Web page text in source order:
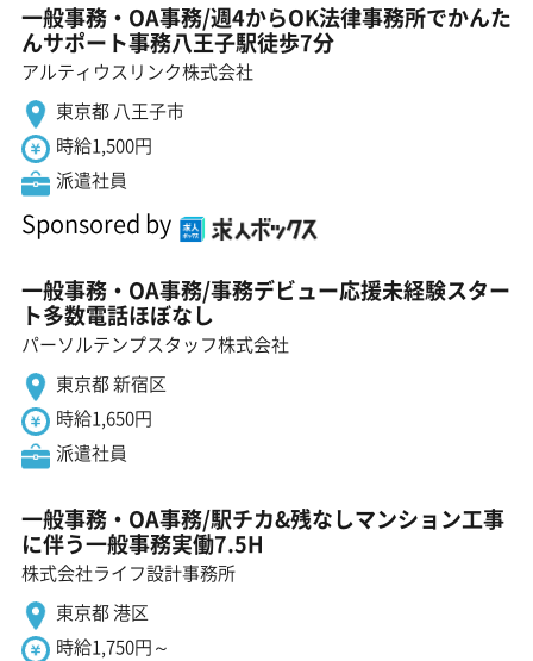
一般事務・OA事務/週4からOK法律事務所でかんた
んサポート事務八王子駅徒歩7分
アルティウスリンク株式会社
東京都 八王子市
時給1,500円
派遣社員
Sponsored by
一般事務・OA事務/事務デビュー応援未経験スター
ト多数電話ほぼなし
パーソルテンプスタッフ株式会社
東京都 新宿区
時給1,650円
派遣社員
一般事務・OA事務/駅チカ&残なしマンション工事
に伴う一般事務実働7.5H
株式会社ライフ設計事務所
東京都 港区
時給1,750円～